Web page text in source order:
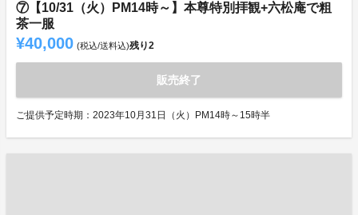
⑦【10/31（火）PM14時～】本尊特別拝観+六松庵で粗
茶一服
¥40,000 (税込/送料込)残り2
販売終了
ご提供予定時期：2023年10月31日（火）PM14時～15時半